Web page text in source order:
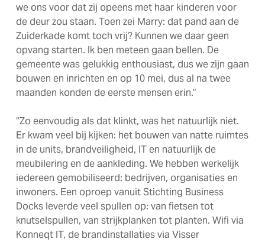
we ons voor dat zij opeens met haar kinderen voor
de deur zou staan. Toen zei Marry: dat pand aan de
Zuiderkade komt toch vrij? Kunnen we daar geen
opvang starten. Ik ben meteen gaan bellen. De
gemeente was gelukkig enthousiast, dus we zijn gaan
bouwen en inrichten en op 10 mei, dus al na twee
maanden konden de eerste mensen erin.”
“Zo eenvoudig als dat klinkt, was het natuurlijk niet.
Er kwam veel bij kijken: het bouwen van natte ruimtes
in de units, brandveiligheid, IT en natuurlijk de
meubilering en de aankleding. We hebben werkelijk
iedereen gemobiliseerd: bedrijven, organisaties en
inwoners. Een oproep vanuit Stichting Business
Docks leverde veel spullen op: van fietsen tot
knutselspullen, van strijkplanken tot planten. Wifi via
Konneqt IT, de brandinstallaties via Visser